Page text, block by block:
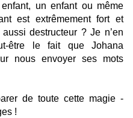
un enfant ou même
est extrêmement fort et
destructeur ? Je n’en
être le fait que Johana
nous envoyer ses mots
de toute cette magie -
!